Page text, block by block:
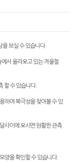
보실 수 있습니다.
서 올라오고 있는 겨울철
할 수 있습니다.
하여 북극성을 찾아볼 수 있
사이에 오시면 원활한 관측
양을 확인할 수 있습니다.